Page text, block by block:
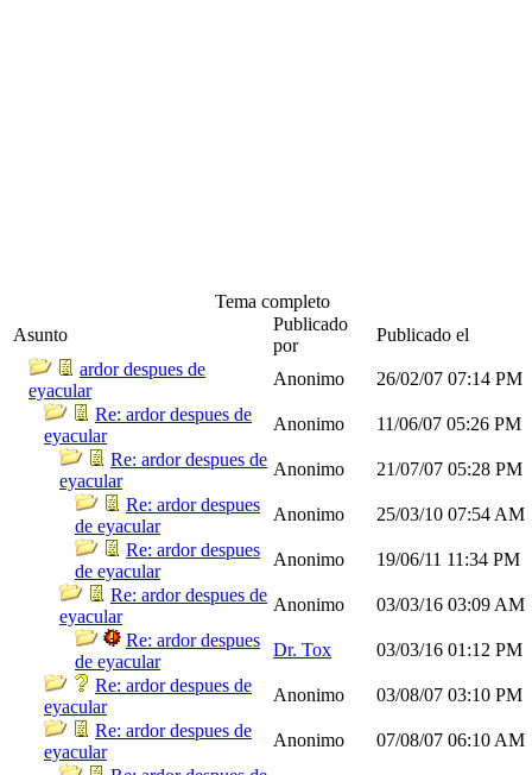
Tema completo
Asunto
Publicado
por
Publicado el
ardor despues de
eyacular
Anonimo 26/02/07 07:14 PM
Re: ardor despues de
eyacular
Anonimo 11/06/07 05:26 PM
Re: ardor despues de
eyacular
Anonimo 21/07/07 05:28 PM
Re: ardor despues
de eyacular
Anonimo 25/03/10 07:54 AM
Re: ardor despues
de eyacular
Anonimo 19/06/11 11:34 PM
Re: ardor despues de
eyacular
Anonimo 03/03/16 03:09 AM
Re: ardor despues
de eyacular
Dr. Tox 03/03/16 01:12 PM
Re: ardor despues de
eyacular
Anonimo 03/08/07 03:10 PM
Re: ardor despues de
eyacular
Anonimo 07/08/07 06:10 AM